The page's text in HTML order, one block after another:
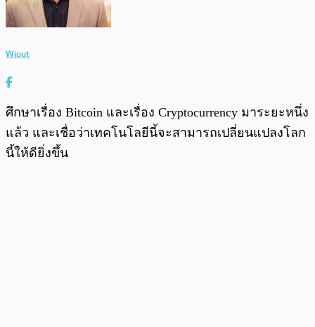
Wiput
ศึกษาเรื่อง Bitcoin และเรื่อง Cryptocurrency มาระยะหนึ่ง
แล้ว และเชื่อว่าเทคโนโลยีนี้จะสามารถเปลี่ยนแปลงโลก
นี้ให้ดียิ่งขึ้น